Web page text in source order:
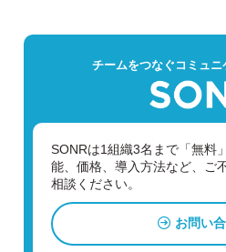
チームをつなぐコミュ
SONRは1組織3名まで「無料
能、価格、導入方法など、ご
相談ください。
お問い